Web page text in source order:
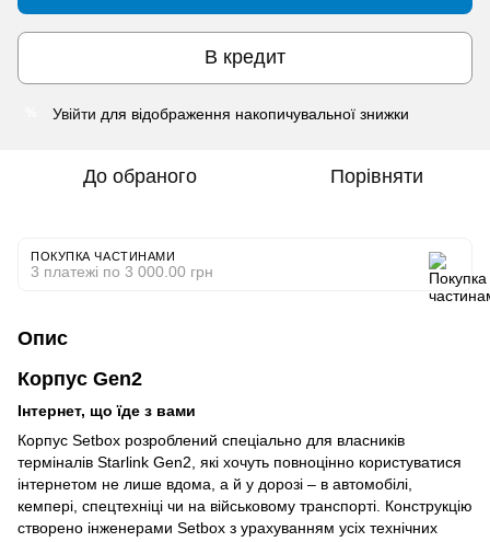
В кредит
Увійти для відображення накопичувальної знижки
До обраного Порівняти
ПОКУПКА ЧАСТИНАМИ
3 платежі по 3 000.00 грн
Опис
Корпус Gen2
Інтернет, що їде з вами
Корпус Setbox розроблений спеціально для власників
терміналів Starlink Gen2, які хочуть повноцінно користуватися
інтернетом не лише вдома, а й у дорозі – в автомобілі,
кемпері, спецтехніці чи на військовому транспорті. Конструкцію
створено інженерами Setbox з урахуванням усіх технічних